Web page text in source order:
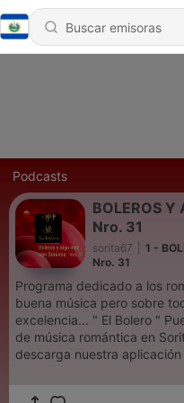
Podcasts
BOLEROS
Nro. 31
sorita67
1 -
Nro. 31
Programa dedicado a los
buena música pero sobre
excelencia... " El Bolero " Puedes disfrutar de este programa y
de música romántica en Soritaradio1.blogspot.com O puedes
descarga nuestra aplicación
radio que es para tì The radio That is